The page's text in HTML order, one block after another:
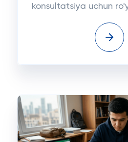
konsultatsiya uchun